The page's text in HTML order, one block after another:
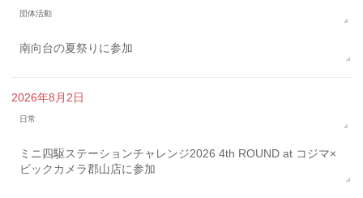
団体活動
南向台の夏祭りに参加
2026年8月2日
日常
ミニ四駆ステーションチャレンジ2026 4th ROUND at コジマ×
ビックカメラ郡山店に参加